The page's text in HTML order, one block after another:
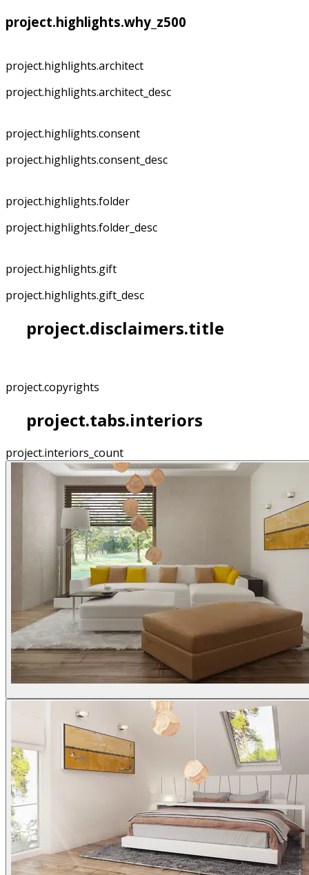
project.highlights.why_z500
project.highlights.architect
project.highlights.architect_desc
project.highlights.consent
project.highlights.consent_desc
project.highlights.folder
project.highlights.folder_desc
project.highlights.gift
project.highlights.gift_desc
project.disclaimers.title
project.copyrights
project.tabs.interiors
project.interiors_count